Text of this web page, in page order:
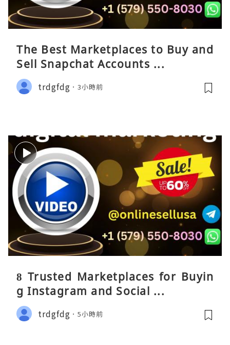
The Best Marketplaces to Buy and
Sell Snapchat Accounts ...
trdgfdg 3小時前
8 Trusted Marketplaces for Buyin
g Instagram and Social ...
trdgfdg 5小時前